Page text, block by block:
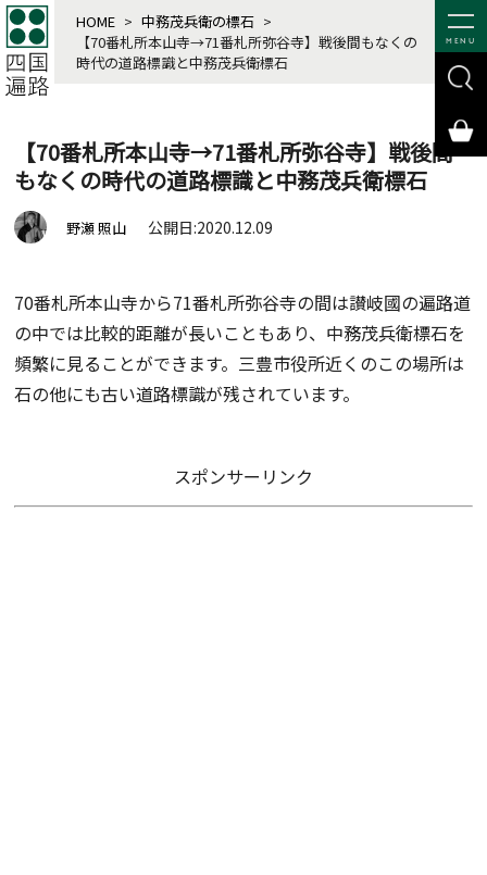
MENU
HOME > 中務茂兵衛の標石 >
【70番札所本山寺→71番札所弥谷寺】戦後間もなくの
時代の道路標識と中務茂兵衛標石
【70番札所本山寺→71番札所弥谷寺】戦後間
もなくの時代の道路標識と中務茂兵衛標石
野瀬 照山 公開日:2020.12.09
70番札所本山寺から71番札所弥谷寺の間は讃岐國の遍路道
の中では比較的距離が長いこともあり、中務茂兵衛標石を
頻繁に見ることができます。三豊市役所近くのこの場所は
石の他にも古い道路標識が残されています。
スポンサーリンク